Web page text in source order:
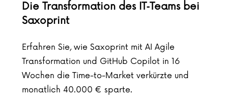
Die Transformation des IT‑Teams bei
Saxoprint
Erfahren Sie, wie Saxoprint mit AI Agile
Transformation und GitHub Copilot in 16
Wochen die Time-to-Market verkürzte und
monatlich 40.000 € sparte.